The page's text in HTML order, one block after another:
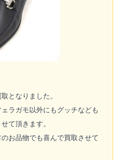
となりました。
ラガモ以外にもグッチなども
て頂きます。
お品物でも喜んで買取させて